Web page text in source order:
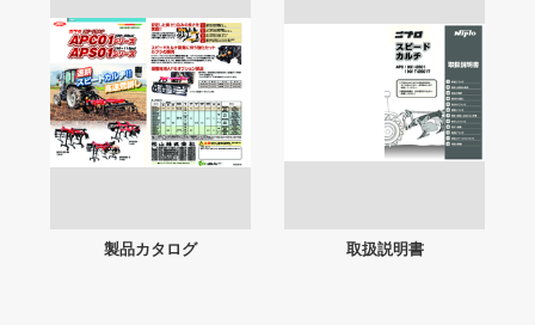
製品カタログ 取扱説明書